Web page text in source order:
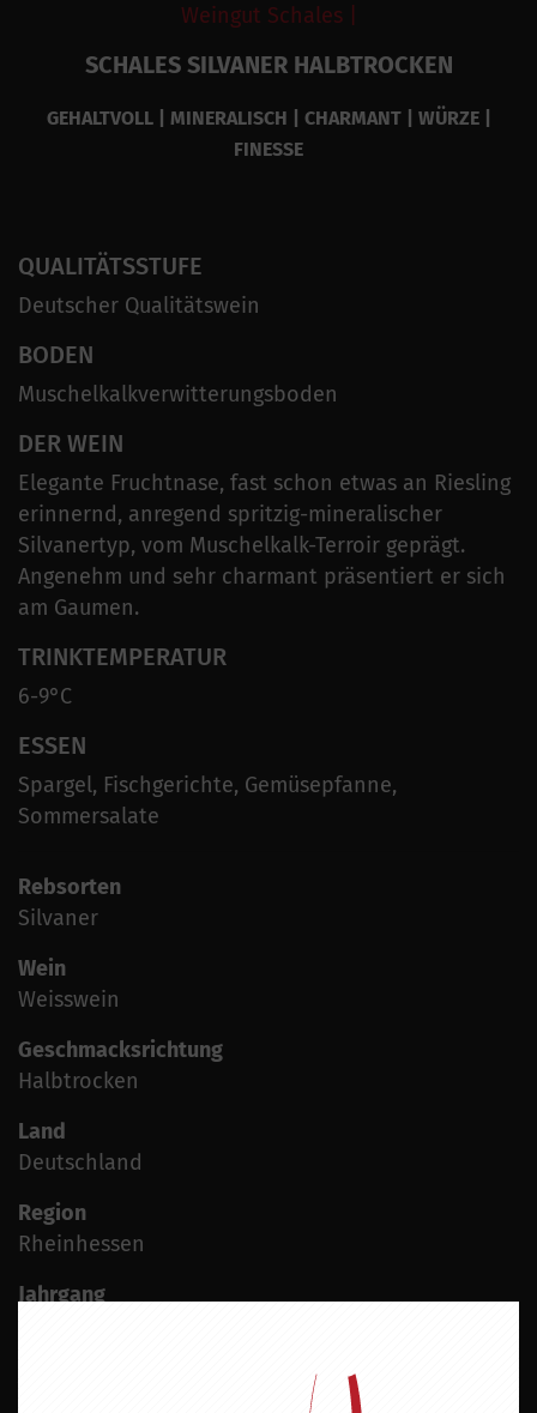
Weingut Schales |
SCHALES SILVANER HALBTROCKEN
GEHALTVOLL | MINERALISCH | CHARMANT | WÜRZE |
FINESSE
QUALITÄTSSTUFE
Deutscher Qualitätswein
BODEN
Muschelkalkverwitterungsboden
DER WEIN
Elegante Fruchtnase, fast schon etwas an Riesling
erinnernd, anregend spritzig-mineralischer
Silvanertyp, vom Muschelkalk-Terroir geprägt.
Angenehm und sehr charmant präsentiert er sich
am Gaumen.
TRINKTEMPERATUR
6-9°C
ESSEN
Spargel, Fischgerichte, Gemüsepfanne,
Sommersalate
Rebsorten
Silvaner
Wein
Weisswein
Geschmacksrichtung
Halbtrocken
Land
Deutschland
Region
Rheinhessen
Jahrgang